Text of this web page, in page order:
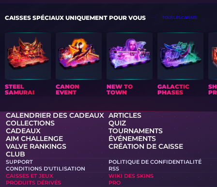
CAISSES SPÉCIAUX UNIQUEMENT POUR VOUS TOUS LES CAISSES
STEEL
SAMURAI
CANON
EVENT
NEW TO
TOWN
GALACTIC
PHASES
CALENDRIER DES CADEAUX ARTICLES
COLLECTIONS
QUIZ
CADEAUX
TOURNAMENTS
AIM CHALLENGE
ÉVÉNEMENTS
VALVE RANKINGS
CRÉATION DE CAISSE
CLUB
SUPPORT
POLITIQUE DE CONFIDENTIALITÉ
CONDITIONS D'UTILISATION
RSS
CAISSES ET JEUX
WIKI DES SKINS
PRODUITS DÉRIVÉS
PRO